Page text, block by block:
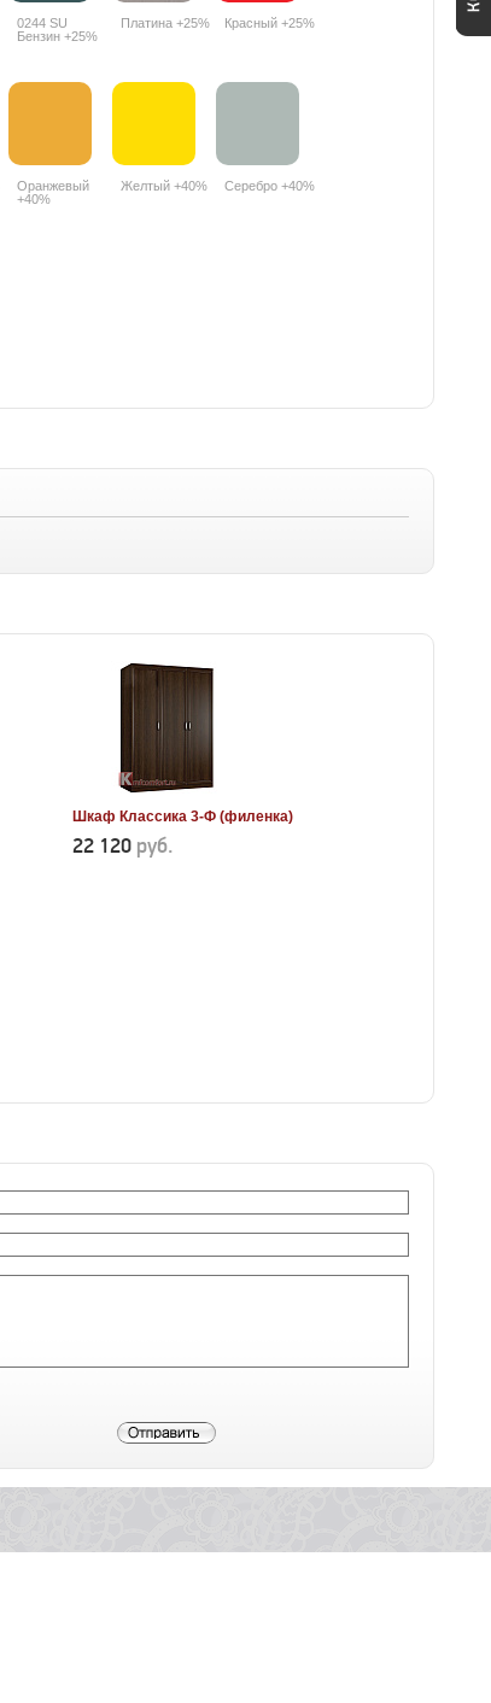
0244 SU
Бензин +25%
Платина +25% Красный +25%
Оранжевый
+40%
Желтый +40% Серебро +40%
Шкаф Классика 3-Ф (филенка)
22 120 руб.